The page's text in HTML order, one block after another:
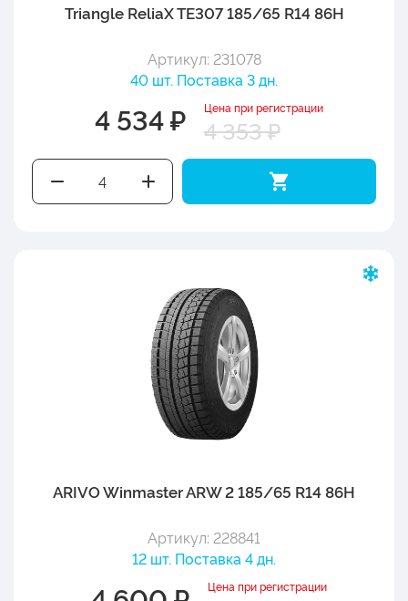
Triangle ReliaX TE307 185/65 R14 86H
Артикул: 231078
40 шт. Поставка 3 дн.
4 534 ₽ Цена при регистрации
4 353 ₽
ARIVO Winmaster ARW 2 185/65 R14 86H
Артикул: 228841
12 шт. Поставка 4 дн.
Цена при регистрации